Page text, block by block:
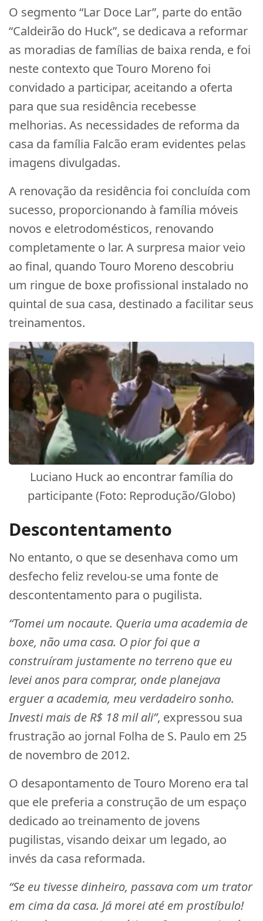
O segmento “Lar Doce Lar”, parte do então
“Caldeirão do Huck”, se dedicava a reformar
as moradias de famílias de baixa renda, e foi
neste contexto que Touro Moreno foi
convidado a participar, aceitando a oferta
para que sua residência recebesse
melhorias. As necessidades de reforma da
casa da família Falcão eram evidentes pelas
imagens divulgadas.
A renovação da residência foi concluída com
sucesso, proporcionando à família móveis
novos e eletrodomésticos, renovando
completamente o lar. A surpresa maior veio
ao final, quando Touro Moreno descobriu
um ringue de boxe profissional instalado no
quintal de sua casa, destinado a facilitar seus
treinamentos.
Luciano Huck ao encontrar família do
participante (Foto: Reprodução/Globo)
Descontentamento
No entanto, o que se desenhava como um
desfecho feliz revelou-se uma fonte de
descontentamento para o pugilista.
“Tomei um nocaute. Queria uma academia de
boxe, não uma casa. O pior foi que a
construíram justamente no terreno que eu
levei anos para comprar, onde planejava
erguer a academia, meu verdadeiro sonho.
Investi mais de R$ 18 mil ali”, expressou sua
frustração ao jornal Folha de S. Paulo em 25
de novembro de 2012.
O desapontamento de Touro Moreno era tal
que ele preferia a construção de um espaço
dedicado ao treinamento de jovens
pugilistas, visando deixar um legado, ao
invés da casa reformada.
“Se eu tivesse dinheiro, passava com um trator
em cima da casa. Já morei até em prostíbulo!